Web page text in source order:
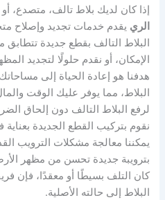
إذا كان لديك بلاط تالف، متصدع،
الري يقدم خدمات تجديد وإصلاح
البلاط التالف بقطع جديدة تتطابق
الإمكان، أو نقدم حلولًا لتجديد
هدفنا هو إعادة الحياة إلى
البلاط، مما يوفر عليك الوقت
لرفع البلاط التالف دون إلحاق
نقوم بتركيب القطع الجديدة
يمكننا معالجة مشكلات الترويب
بترويبة جديدة تحسن من مظهر
كان التلف بسيطًا أو معقدًا، فإن
البلاط إلى حالته الأصلية.